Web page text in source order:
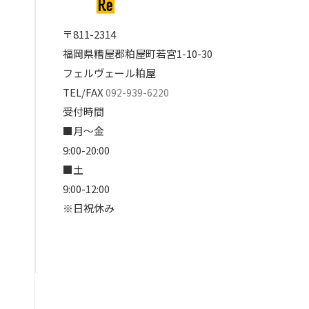
〒811-2314
福岡県糟屋郡粕屋町若宮1-10-30
フェルヴェール粕屋
TEL/FAX 092-939-6220
受付時間
■月～金
9:00-20:00
■土
9:00-12:00
※日祝休み